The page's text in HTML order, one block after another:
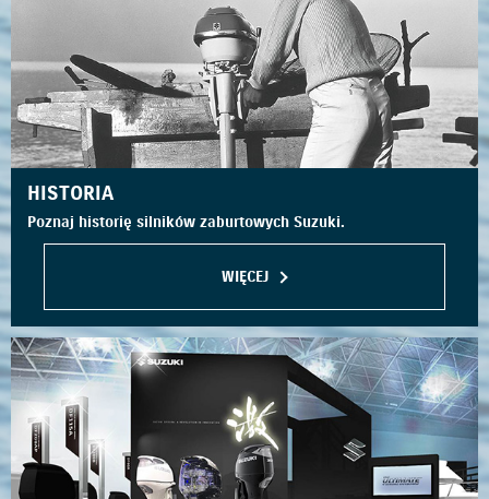
HISTORIA
Poznaj historię silników zaburtowych Suzuki.
WIĘCEJ